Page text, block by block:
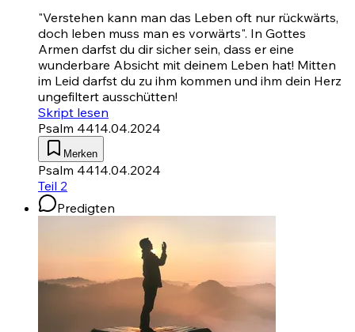
"Verstehen kann man das Leben oft nur rückwärts,
doch leben muss man es vorwärts". In Gottes
Armen darfst du dir sicher sein, dass er eine
wunderbare Absicht mit deinem Leben hat! Mitten
im Leid darfst du zu ihm kommen und ihm dein Herz
ungefiltert ausschütten!
Skript lesen
Psalm 4414.04.2024
Merken
Psalm 4414.04.2024
Teil 2
Predigten